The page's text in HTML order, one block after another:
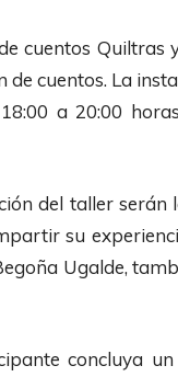
cuentos Quiltras
cuentos. La
a 20:00
del taller serán
su
Ugalde,
concluya